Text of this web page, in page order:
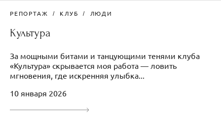
РЕПОРТАЖ КЛУБ ЛЮДИ
Культура
За мощными битами и танцующими тенями клуба
«Культура» скрывается моя работа — ловить
мгновения, где искренняя улыбка...
10 января 2026